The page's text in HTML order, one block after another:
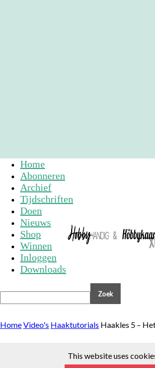
Home
Abonneren
Archief
Tijdschriften
Doen
Nieuws
Shop
Winnen
Inloggen
Downloads
HomeVideo's Haaktutorials Haakles 5 –
This website uses